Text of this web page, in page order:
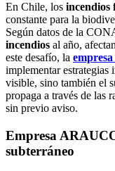
En Chile, los incendios
constante para la
Según datos de la
incendios al año,
este desafío, la
implementar estrategias
visible, sino también el
propaga a través de las
sin previo aviso.
Empresa
subterráneo